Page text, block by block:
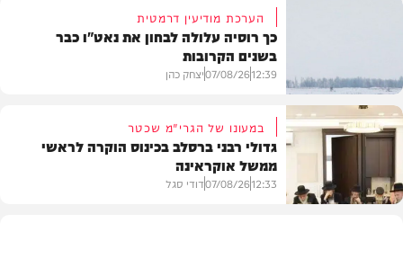
הערכת מודיעין דרמטית
כך רוסיה עלולה לבחון את נאט"ו כבר
בשנים הקרובות
12:39
07/08/26יצחק כהן
במעונו של הגרי"מ שכטר
גדולי רבני ברסלב בכינוס הוקרה לראשי
ממשל אוקראינה
12:33
07/08/26דודי סגל